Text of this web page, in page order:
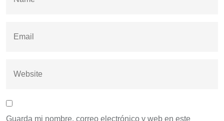
Guarda mi nombre, correo electrónico y web en este